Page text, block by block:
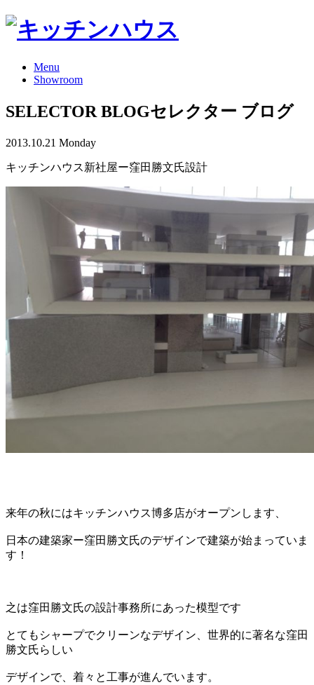
Menu
Showroom
SELECTOR BLOGセレクター ブログ
2013.10.21 Monday
キッチンハウス新社屋ー窪田勝文氏設計
来年の秋にはキッチンハウス博多店がオープンします、
日本の建築家ー窪田勝文氏のデザインで建築が始まっていま
す！
之は窪田勝文氏の設計事務所にあった模型です
とてもシャープでクリーンなデザイン、世界的に著名な窪田
勝文氏らしい
デザインで、着々と工事が進んでいます。